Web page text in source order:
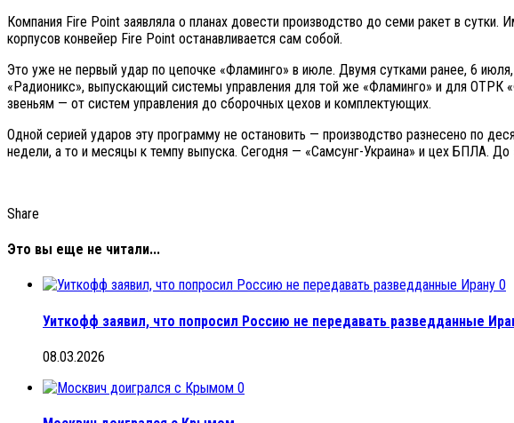
Компания Fire Point заявляла о планах довести производство до семи ракет в
корпусов конвейер Fire Point останавливается сам собой.
Это уже не первый удар по цепочке «Фламинго» в июле. Двумя сутками ранее, 6
«Радионикс», выпускающий системы управления для той же «Фламинго» и для ОТРК
звеньям — от систем управления до сборочных цехов и комплектующих.
Одной серией ударов эту программу не остановить — производство разнесено по
недели, а то и месяцы к темпу выпуска. Сегодня — «Самсунг-Украина» и цех БПЛА.
Share
Это вы еще не читали...
0
Уиткофф заявил, что попросил Россию не передавать разведданные
08.03.2026
0